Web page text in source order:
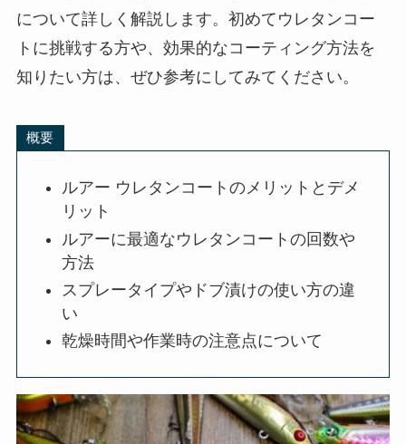
について詳しく解説します。初めてウレタンコー
トに挑戦する方や、効果的なコーティング方法を
知りたい方は、ぜひ参考にしてみてください。
概要
ルアー ウレタンコートのメリットとデメ
リット
ルアーに最適なウレタンコートの回数や
方法
スプレータイプやドブ漬けの使い方の違
い
乾燥時間や作業時の注意点について